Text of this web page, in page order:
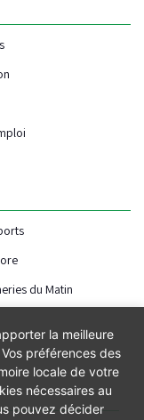
du Matin
la meilleure
préférences des
locale de votre
nécessaires au
pouvez décider